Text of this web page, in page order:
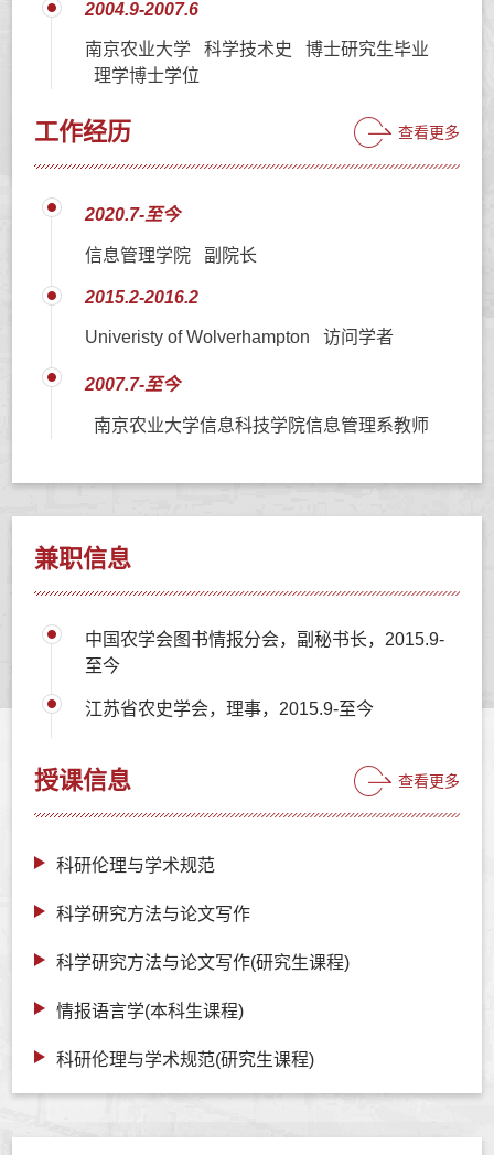
2004.9-2007.6
南京农业大学 科学技术史 博士研究生毕业
理学博士学位
工作经历 查看更多
2020.7-至今
信息管理学院 副院长
2015.2-2016.2
Univeristy of Wolverhampton 访问学者
2007.7-至今
南京农业大学信息科技学院信息管理系教师
兼职信息
中国农学会图书情报分会，副秘书长，2015.9-
至今
江苏省农史学会，理事，2015.9-至今
授课信息 查看更多
科研伦理与学术规范
科学研究方法与论文写作
科学研究方法与论文写作(研究生课程)
情报语言学(本科生课程)
科研伦理与学术规范(研究生课程)